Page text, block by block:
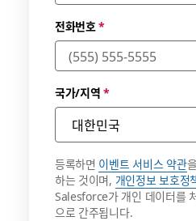
전화번호*
국가/지역 *
등록하면 이벤트 서비스 약관
하는 것이며, 개인정보 보호정
Salesforce가 개인 데이터를
으로 간주됩니다.